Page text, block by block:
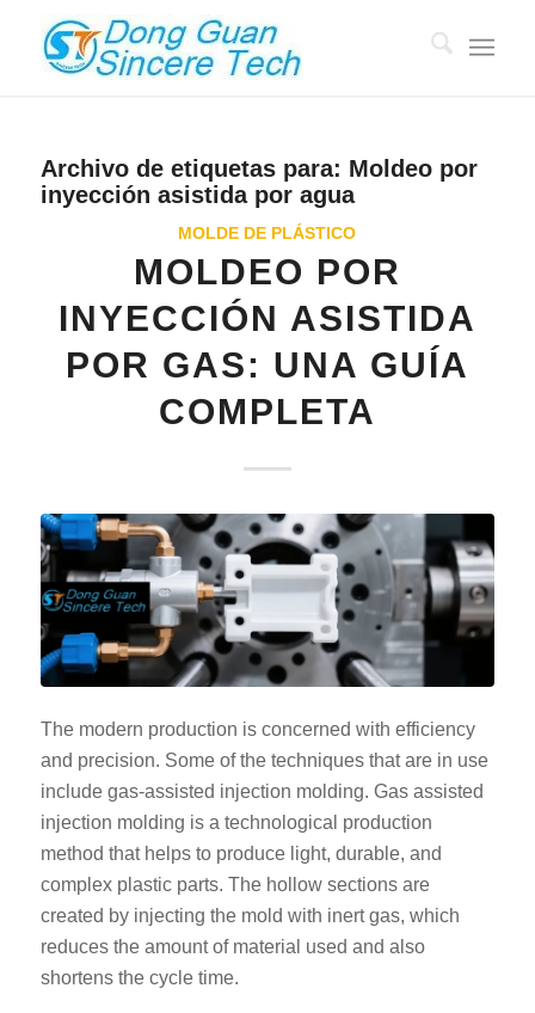
Archivo de etiquetas para: Moldeo por
inyección asistida por agua
MOLDE DE PLÁSTICO
MOLDEO POR
INYECCIÓN ASISTIDA
POR GAS: UNA GUÍA
COMPLETA
The modern production is concerned with efficiency
and precision. Some of the techniques that are in use
include gas-assisted injection molding. Gas assisted
injection molding is a technological production
method that helps to produce light, durable, and
complex plastic parts. The hollow sections are
created by injecting the mold with inert gas, which
reduces the amount of material used and also
shortens the cycle time.